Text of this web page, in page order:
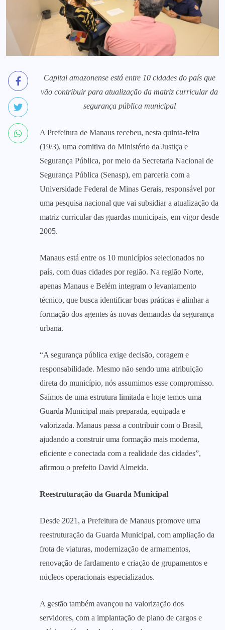
Capital amazonense está entre 10 cidades do país que
vão contribuir para atualização da matriz curricular da
segurança pública municipal
A Prefeitura de Manaus recebeu, nesta quinta-feira
(19/3), uma comitiva do Ministério da Justiça e
Segurança Pública, por meio da Secretaria Nacional de
Segurança Pública (Senasp), em parceria com a
Universidade Federal de Minas Gerais, responsável por
uma pesquisa nacional que vai subsidiar a atualização da
matriz curricular das guardas municipais, em vigor desde
2005.
Manaus está entre os 10 municípios selecionados no
país, com duas cidades por região. Na região Norte,
apenas Manaus e Belém integram o levantamento
técnico, que busca identificar boas práticas e alinhar a
formação dos agentes às novas demandas da segurança
urbana.
“A segurança pública exige decisão, coragem e
responsabilidade. Mesmo não sendo uma atribuição
direta do município, nós assumimos esse compromisso.
Saímos de uma estrutura limitada e hoje temos uma
Guarda Municipal mais preparada, equipada e
valorizada. Manaus passa a contribuir com o Brasil,
ajudando a construir uma formação mais moderna,
eficiente e conectada com a realidade das cidades”,
afirmou o prefeito David Almeida.
Reestruturação da Guarda Municipal
Desde 2021, a Prefeitura de Manaus promove uma
reestruturação da Guarda Municipal, com ampliação da
frota de viaturas, modernização de armamentos,
renovação de fardamento e criação de grupamentos e
núcleos operacionais especializados.
A gestão também avançou na valorização dos
servidores, com a implantação de plano de cargos e